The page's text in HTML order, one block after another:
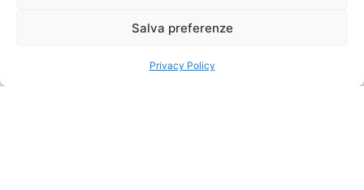
Salva preferenze
Privacy Policy